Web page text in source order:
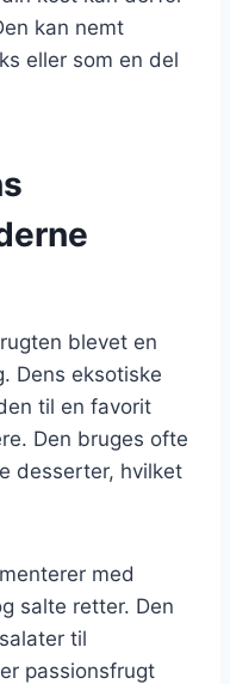
kan nemt
eller som en del
blevet en
Dens eksotiske
til en favorit
Den bruges ofte
desserter, hvilket
med
salte retter. Den
til
passionsfrugt